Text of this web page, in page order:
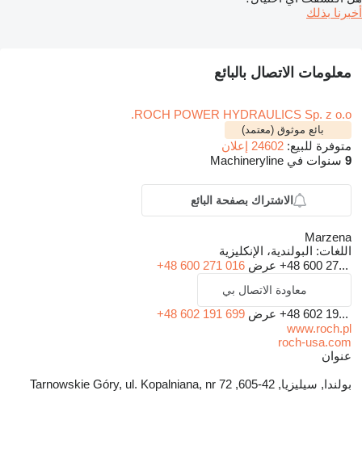
أخبرنا بذلك
معلومات الاتصال بالبائع
ROCH POWER HYDRAULICS Sp. z o.o.
بائع موثوق (معتمد)
متوفرة للبيع: 24602 إعلان
9 سنوات في Machineryline
الاشتراك بصفحة البائع
Marzena
اللغات: البولندية، الإنكليزية
+48 600 27... عرض +48 600 271 016
معاودة الاتصال بي
+48 602 19... عرض +48 602 191 699
www.roch.pl
roch-usa.com
عنوان
بولندا, سيليزيا, 42-605, Tarnowskie Góry, ul. Kopalniana, nr 72